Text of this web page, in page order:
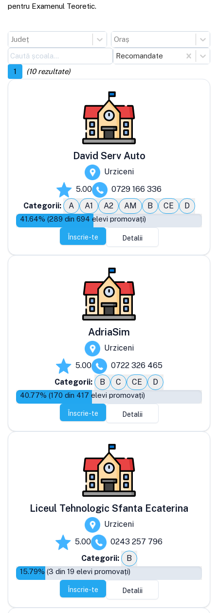
pentru Examenul Teoretic.
Județ
Oraș
Recomandate
1
(10rezultate)
David Serv Auto
Urziceni
5.00
0729 166 336
Categorii:
A A1 A2 AM B CE D
41.64% (289 din 694 elevi promovați)
Înscrie-te Detalii
AdriaSim
Urziceni
5.00
0722 326 465
Categorii:
B C CE D
40.77% (170 din 417 elevi promovați)
Înscrie-te Detalii
Liceul Tehnologic Sfanta Ecaterina
Urziceni
5.00
0243 257 796
Categorii:
B
15.79% (3 din 19 elevi promovați)
Înscrie-te Detalii